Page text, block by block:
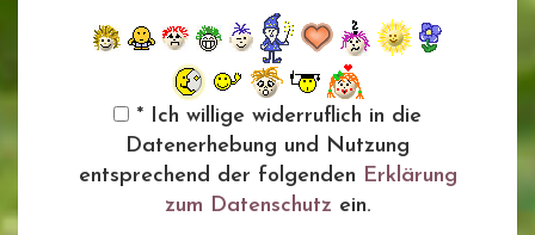
* Ich willige widerruflich in die
Datenerhebung und Nutzung
entsprechend der folgenden Erklärung
zum Datenschutz ein.